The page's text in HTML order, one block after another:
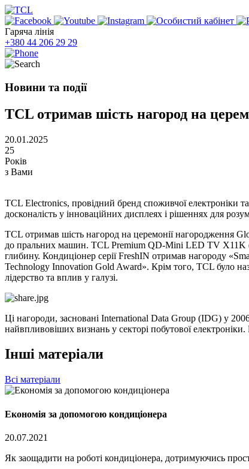
Гаряча лінія
+380 44 206 29 29
Новини та події
TCL отримав шість нагород на
20.01.2025
25
Років
з Вами
TCL Electronics, провідний бренд споживчої електроніки
досконалість у інноваційних дисплеях і рішеннях для
TCL отримав шість нагород на церемонії нагородження
до пральних машин. TCL Premium QD-Mini LED TV X11K
глибину. Кондиціонер серії FreshIN отримав нагороду
Technology Innovation Gold Award». Крім того, TCL було
лідерство та вплив у галузі.
Ці нагороди, засновані International Data Group (IDG) у
найвпливовіших визнань у секторі побутової
Інші матеріали
Всі матеріали
Економія за допомогою кондиціонера
20.07.2021
Як заощадити на роботі кондиціонера, дотримуючись